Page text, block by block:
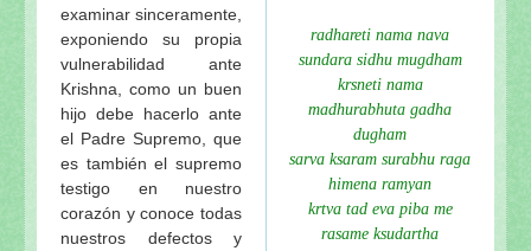
examinar sinceramente,
exponiendo su propia
vulnerabilidad ante
Krishna, como un buen
hijo debe hacerlo ante
el Padre Supremo, que
es también el supremo
testigo en nuestro
corazón y conoce todas
nuestros defectos y
radhareti nama nava
sundara sidhu mugdham
krsneti nama
madhurabhuta gadha
dugham
sarva ksaram surabhu raga
himena ramyan
krtva tad eva piba me
rasame ksudartha